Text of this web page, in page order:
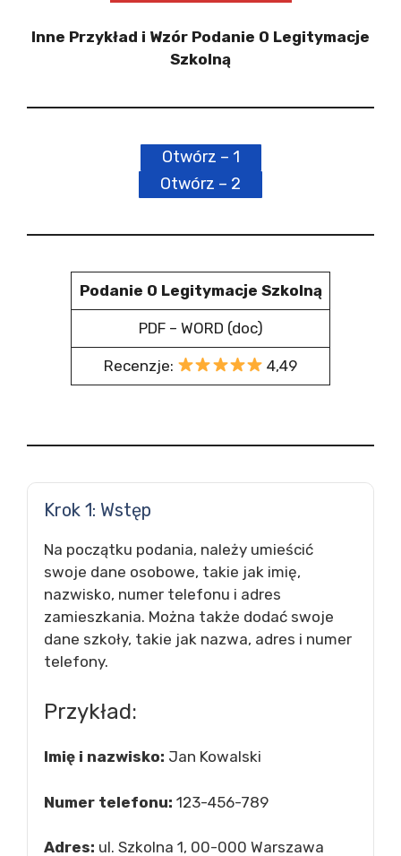
Inne Przykład i Wzór Podanie O Legitymacje
Szkolną
Otwórz – 1
Otwórz – 2
Podanie O Legitymacje Szkolną
PDF – WORD (doc)
Recenzje: 4,49
Krok 1: Wstęp
Na początku podania, należy umieścić
swoje dane osobowe, takie jak imię,
nazwisko, numer telefonu i adres
zamieszkania. Można także dodać swoje
dane szkoły, takie jak nazwa, adres i numer
telefony.
Przykład:
Imię i nazwisko: Jan Kowalski
Numer telefonu: 123-456-789
Adres: ul. Szkolna 1, 00-000 Warszawa